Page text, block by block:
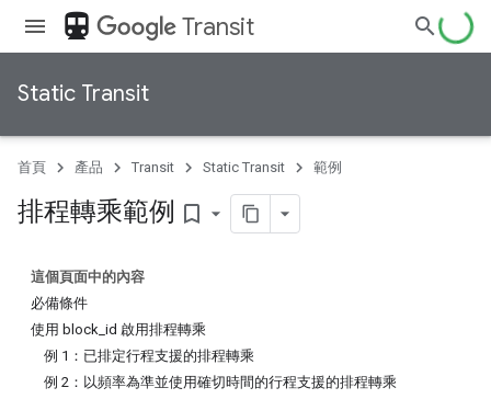
directions_transit Transit
Static Transit
首頁 產品 Transit Static Transit 範例
排程轉乘範例 bookmark_border
這個頁面中的內容
必備條件
使用 block_id 啟用排程轉乘
例 1：已排定行程支援的排程轉乘
例 2：以頻率為準並使用確切時間的行程支援的排程轉乘